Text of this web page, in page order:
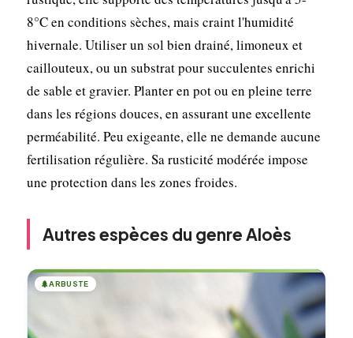
8°C en conditions sèches, mais craint l'humidité
hivernale. Utiliser un sol bien drainé, limoneux et
caillouteux, ou un substrat pour succulentes enrichi
de sable et gravier. Planter en pot ou en pleine terre
dans les régions douces, en assurant une excellente
perméabilité. Peu exigeante, elle ne demande aucune
fertilisation régulière. Sa rusticité modérée impose
une protection dans les zones froides.
Autres espèces du genre Aloès
🌲ARBUSTE